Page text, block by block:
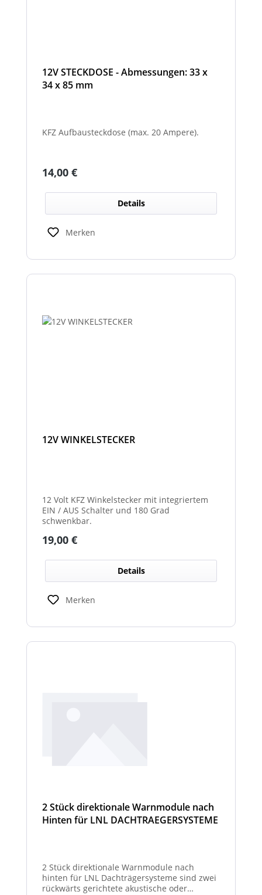
12V STECKDOSE - Abmessungen: 33 x
34 x 85 mm
KFZ Aufbausteckdose (max. 20 Ampere).
Regulärer Preis:
14,00 €
Details
Merken
12V WINKELSTECKER
12 Volt KFZ Winkelstecker mit integriertem
EIN / AUS Schalter und 180 Grad
schwenkbar.
Regulärer Preis:
19,00 €
Details
Merken
2 Stück direktionale Warnmodule nach
Hinten für LNL DACHTRAEGERSYSTEME
2 Stück direktionale Warnmodule nach
hinten für LNL Dachträgersysteme sind zwei
rückwärts gerichtete akustische oder